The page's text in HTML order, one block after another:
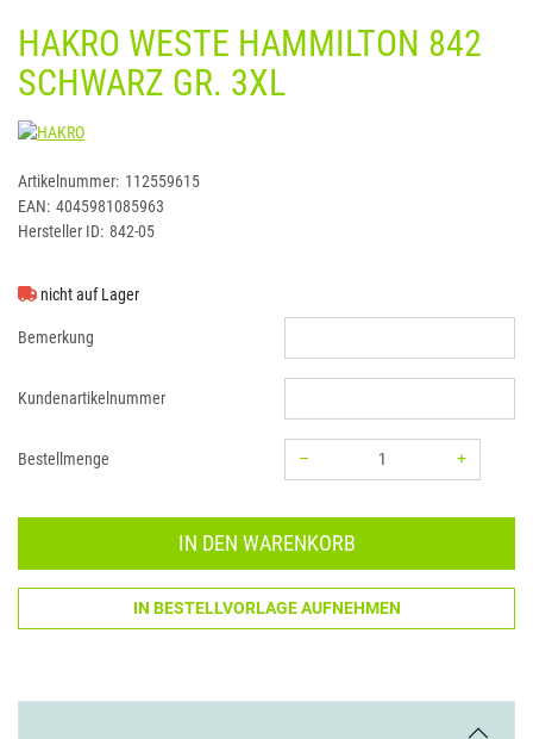
HAKRO WESTE HAMMILTON 842
SCHWARZ GR. 3XL
HAKRO
Artikelnummer: 112559615
EAN: 4045981085963
Hersteller ID: 842-05
nicht auf Lager
Bemerkung
Kundenartikelnummer
Bestellmenge –
+
IN DEN WARENKORB
IN BESTELLVORLAGE AUFNEHMEN